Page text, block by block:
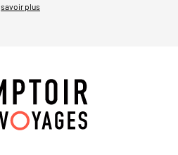
savoir plus